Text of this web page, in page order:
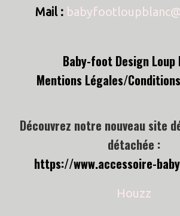
Mail :
Baby-foot Design Loup
Mentions Légales/
Découvrez notre nouveau site
détachée :
https://www.accessoire-
Houzz